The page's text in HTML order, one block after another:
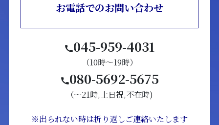
お電話でのお問い合わせ
045-959-4031
（10時～19時）
080-5692-5675
（～21時,土日祝,不在時)
※出られない時は折り返しご連絡いたします